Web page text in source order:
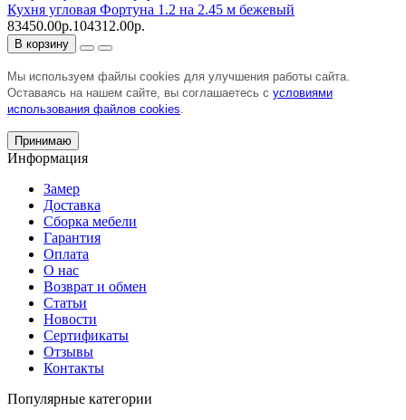
Кухня угловая Фортуна 1.2 на 2.45 м бежевый
83450.00р.104312.00р.
В корзину
Мы используем файлы cookies для улучшения работы сайта.
Оставаясь на нашем сайте, вы соглашаетесь с условиями
использования файлов cookies
Принимаю
Информация
Замер
Доставка
Сборка мебели
Гарантия
Оплата
О нас
Возврат и обмен
Статьи
Новости
Сертификаты
Отзывы
Контакты
Популярные категории